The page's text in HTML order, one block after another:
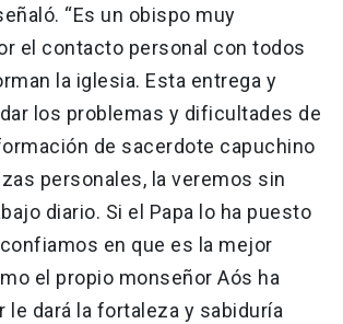
“Es un obispo muy
el contacto personal con todos
la iglesia. Esta entrega y
los problemas y dificultades de
de sacerdote capuchino
personales, la veremos sin
diario. Si el Papa lo ha puesto
en que es la mejor
el propio monseñor Aós ha
le dará la fortaleza y sabiduría